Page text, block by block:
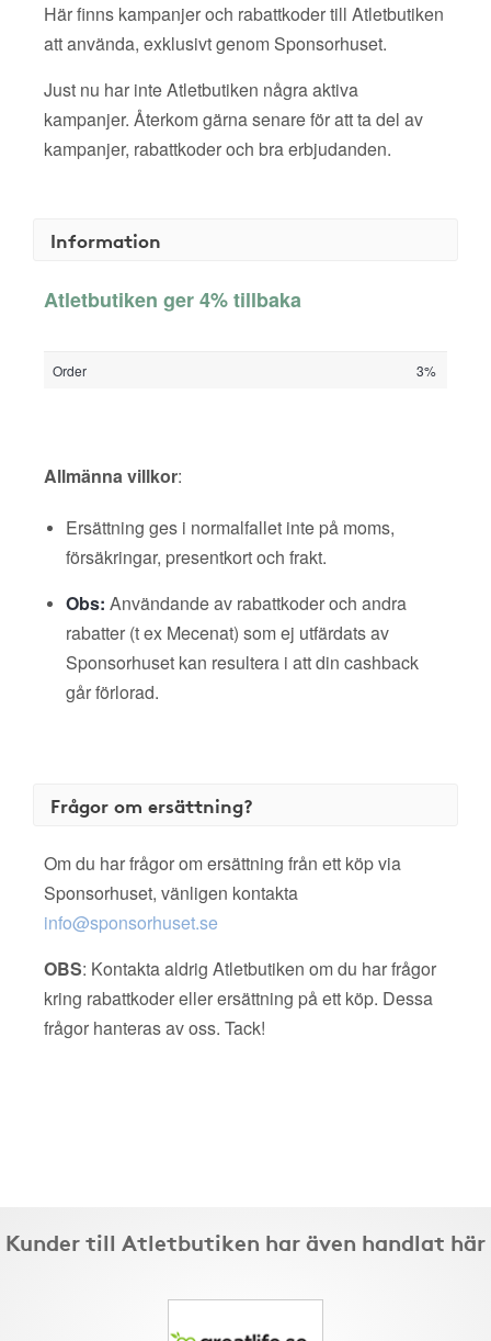
Här finns kampanjer och rabattkoder till Atletbutiken
att använda, exklusivt genom Sponsorhuset.
Just nu har inte Atletbutiken några aktiva
kampanjer. Återkom gärna senare för att ta del av
kampanjer, rabattkoder och bra erbjudanden.
Information
Atletbutiken ger 4% tillbaka
Order 3%
Allmänna villkor:
Ersättning ges i normalfallet inte på moms,
försäkringar, presentkort och frakt.
Obs: Användande av rabattkoder och andra
rabatter (t ex Mecenat) som ej utfärdats av
Sponsorhuset kan resultera i att din cashback
går förlorad.
Frågor om ersättning?
Om du har frågor om ersättning från ett köp via
Sponsorhuset, vänligen kontakta
info@sponsorhuset.se
OBS: Kontakta aldrig Atletbutiken om du har frågor
kring rabattkoder eller ersättning på ett köp. Dessa
frågor hanteras av oss. Tack!
Kunder till Atletbutiken har även handlat här